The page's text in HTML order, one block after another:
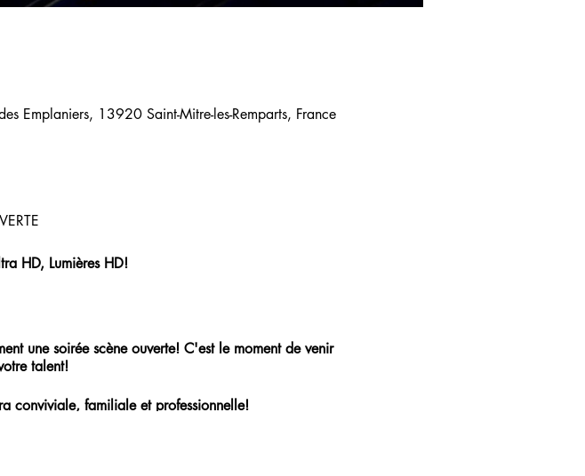
Emplaniers, 13920 Saint-Mitre-les-Remparts, France
HD, Lumières HD!
une soirée scène ouverte! C'est le moment de venir
talent!
conviviale, familiale et professionnelle!